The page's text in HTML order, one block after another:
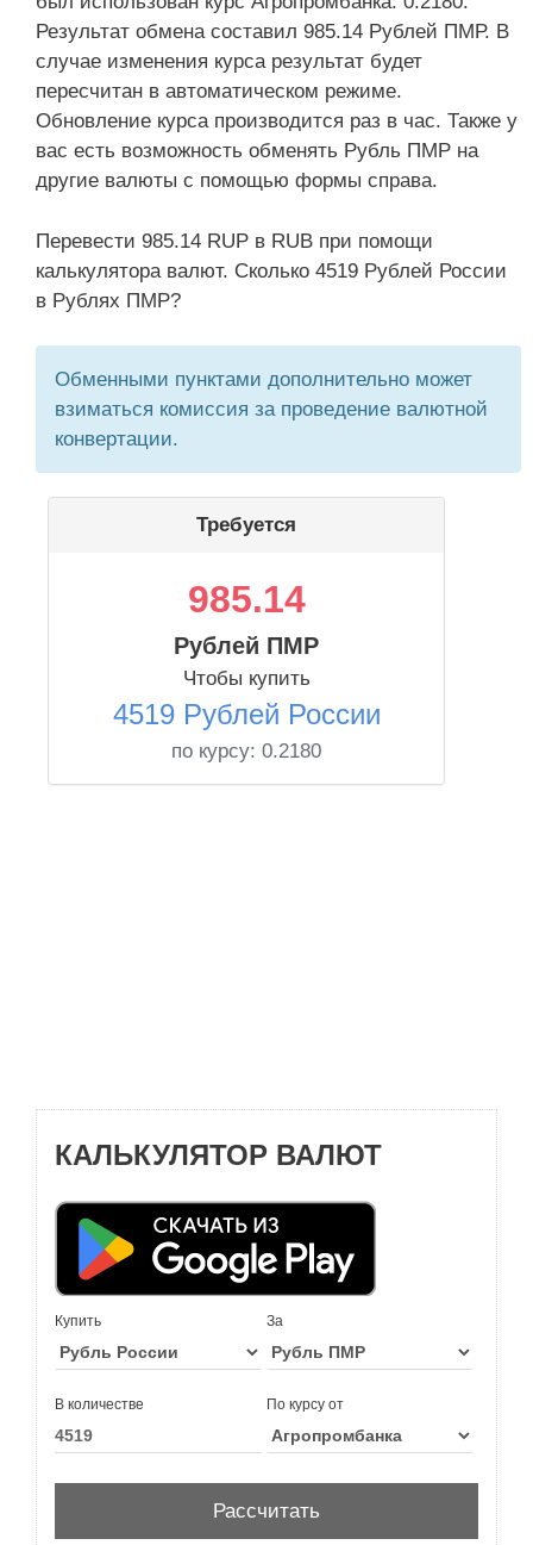
Результат обмена составил 985.14 Рублей ПМР. В
случае изменения курса результат будет
пересчитан в автоматическом режиме.
Обновление курса производится раз в час. Также у
вас есть возможность обменять Рубль ПМР на
другие валюты с помощью формы справа.
Перевести 985.14 RUP в RUB при помощи
калькулятора валют. Сколько 4519 Рублей России
в Рублях ПМР?
Обменными пунктами дополнительно может
взиматься комиссия за проведение валютной
конвертации.
Требуется
985.14
Рублей ПМР
Чтобы купить
4519 Рублей России
по курсу: 0.2180
КАЛЬКУЛЯТОР ВАЛЮТ
Купить За
В количестве По курсу от